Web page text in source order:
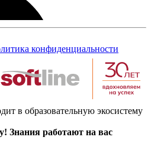
конфиденциальности
в образовательную экосистему
Знания работают на вас